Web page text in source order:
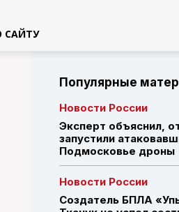
САЙТУ
Популярные
Новости России
Эксперт объяснил,
запустили
Подмосковье дроны
Новости России
Создатель БПЛА